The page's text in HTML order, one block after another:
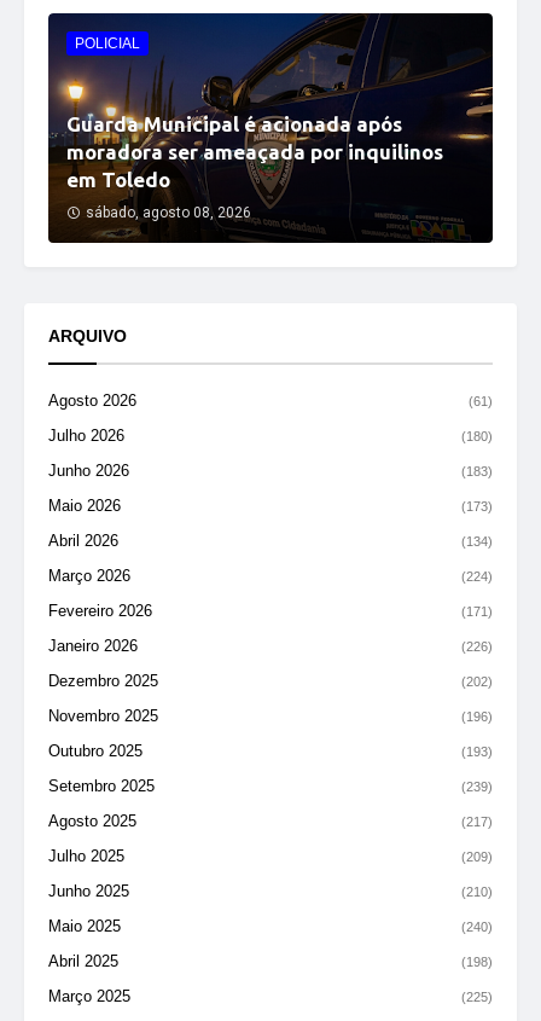
POLICIAL
Guarda Municipal é acionada após
moradora ser ameaçada por inquilinos
em Toledo
sábado, agosto 08, 2026
ARQUIVO
Agosto 2026 (61)
Julho 2026 (180)
Junho 2026 (183)
Maio 2026 (173)
Abril 2026 (134)
Março 2026 (224)
Fevereiro 2026 (171)
Janeiro 2026 (226)
Dezembro 2025 (202)
Novembro 2025 (196)
Outubro 2025 (193)
Setembro 2025 (239)
Agosto 2025 (217)
Julho 2025 (209)
Junho 2025 (210)
Maio 2025 (240)
Abril 2025 (198)
Março 2025 (225)